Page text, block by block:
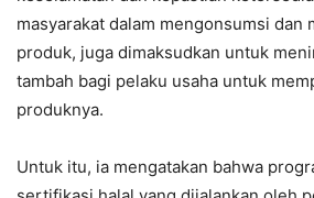
masyarakat dalam mengonsumsi dan
produk, juga dimaksudkan untuk
tambah bagi pelaku usaha untuk
produknya.
Untuk itu, ia mengatakan bahwa